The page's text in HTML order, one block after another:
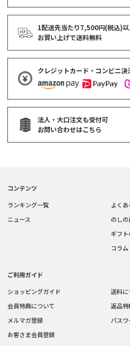
1配送先当たり7,500円(税込)
お買い上げで送料無料
クレジットカード・コンビニ決
法人・大口注文も受付可
お問い合わせはこちら
コンテンツ
ランキング一覧
ニュース
よく
のしの
ギフ
コラム
ご利用ガイド
ショッピングガイド
会員特典について
メルマガ登録
お客さま会員登録
送料に
返品特
パス